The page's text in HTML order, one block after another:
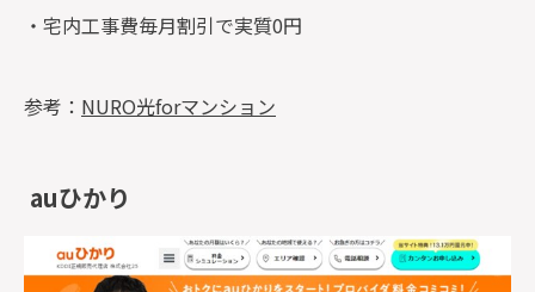
・宅内工事費毎月割引で実質0円
参考： NURO光forマンション
auひかり